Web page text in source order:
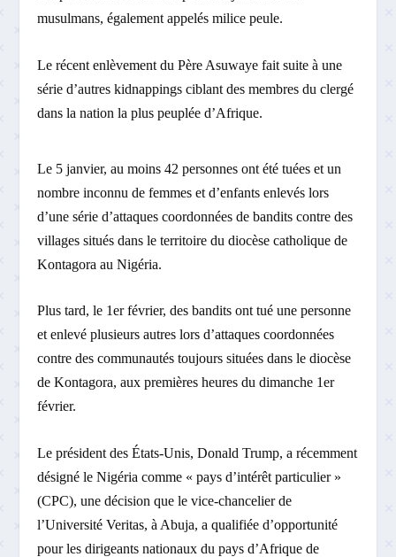
musulmans, également appelés milice peule.
Le récent enlèvement du Père Asuwaye fait suite à une
série d’autres kidnappings ciblant des membres du clergé
dans la nation la plus peuplée d’Afrique.
Le 5 janvier, au moins 42 personnes ont été tuées et un
nombre inconnu de femmes et d’enfants enlevés lors
d’une série d’attaques coordonnées de bandits contre des
villages situés dans le territoire du diocèse catholique de
Kontagora au Nigéria.
Plus tard, le 1er février, des bandits ont tué une personne
et enlevé plusieurs autres lors d’attaques coordonnées
contre des communautés toujours situées dans le diocèse
de Kontagora, aux premières heures du dimanche 1er
février.
Le président des États-Unis, Donald Trump, a récemment
désigné le Nigéria comme « pays d’intérêt particulier »
(CPC), une décision que le vice-chancelier de
l’Université Veritas, à Abuja, a qualifiée d’opportunité
pour les dirigeants nationaux du pays d’Afrique de